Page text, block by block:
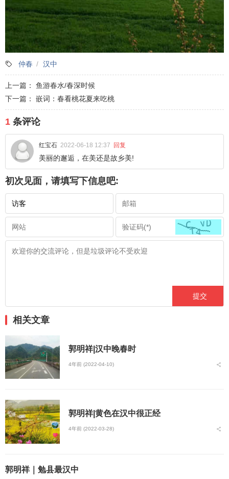
仲春 汉中
上一篇： 鱼游春水/春深时候
下一篇： 嵌词：春看桃花夏来吃桃
1 条评论
红宝石 2022-06-18 12:37 回复
美丽的邂逅，在美还是故乡美!
初次见面，请填写下信息吧:
相关文章
郭明祥|汉中晚春时
4年前 (2022-04-10)
郭明祥|黄色在汉中很正经
4年前 (2022-03-28)
郭明祥｜勉县最汉中